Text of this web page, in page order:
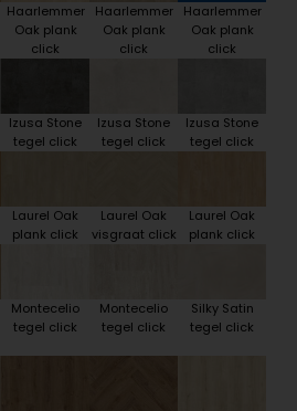
Haarlemmer
Oak plank
click
Haarlemmer
Oak plank
click
Haarlemmer
Oak plank
click
Izusa Stone
tegel click
Izusa Stone
tegel click
Izusa Stone
tegel click
Laurel Oak
plank click
Laurel Oak
visgraat click
Laurel Oak
plank click
Montecelio
tegel click
Montecelio
tegel click
Silky Satin
tegel click